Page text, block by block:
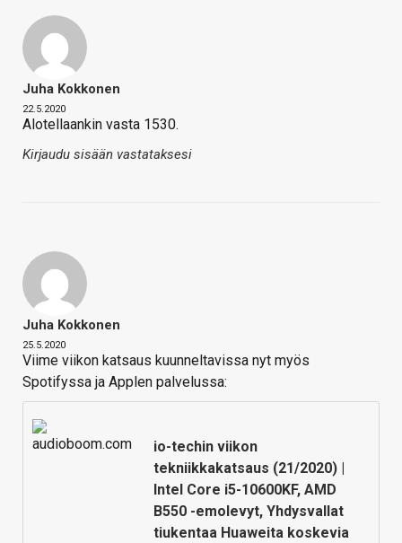
Juha Kokkonen
22.5.2020
Alotellaankin vasta 1530.
Kirjaudu sisään vastataksesi
Juha Kokkonen
25.5.2020
Viime viikon katsaus kuunneltavissa nyt myös
Spotifyssa ja Applen palvelussa:
io-techin viikon
tekniikkakatsaus (21/2020) |
Intel Core i5-10600KF, AMD
B550 -emolevyt, Yhdysvallat
tiukentaa Huaweita koskevia